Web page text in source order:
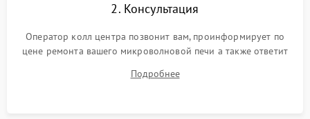
2. Консультация
Оператор колл центра позвонит вам, проинформирует по
цене ремонта вашего микроволновой печи а также ответит
Подробнее